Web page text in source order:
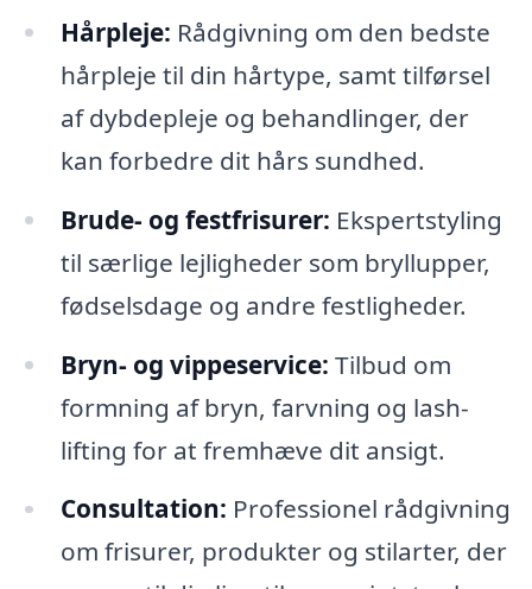
Hårpleje: Rådgivning om den bedste
hårpleje til din hårtype, samt tilførsel
af dybdepleje og behandlinger, der
kan forbedre dit hårs sundhed.
Brude- og festfrisurer: Ekspertstyling
til særlige lejligheder som bryllupper,
fødselsdage og andre festligheder.
Bryn- og vippeservice: Tilbud om
formning af bryn, farvning og lash-
lifting for at fremhæve dit ansigt.
Consultation: Professionel rådgivning
om frisurer, produkter og stilarter, der